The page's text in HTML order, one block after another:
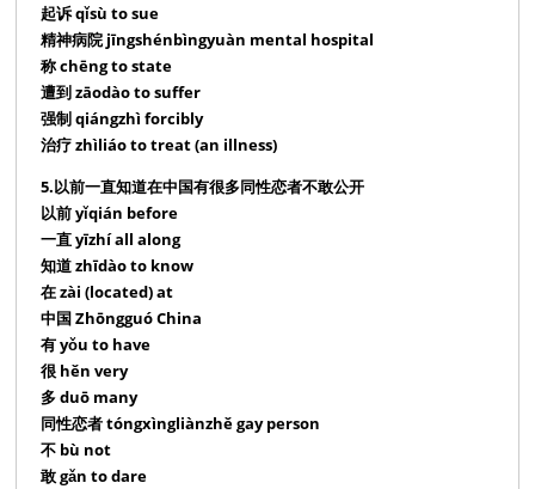
起诉 qǐsù to sue
精神病院 jīngshénbìngyuàn mental hospital
称 chēng to state
遭到 zāodào to suffer
强制 qiángzhì forcibly
治疗 zhìliáo to treat (an illness)
5.以前一直知道在中国有很多同性恋者不敢公开
以前 yǐqián before
一直 yīzhí all along
知道 zhīdào to know
在 zài (located) at
中国 Zhōngguó China
有 yǒu to have
很 hěn very
多 duō many
同性恋者 tóngxìngliànzhě gay person
不 bù not
敢 gǎn to dare